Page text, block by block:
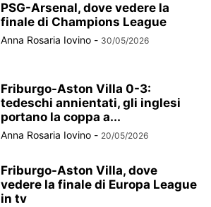
PSG-Arsenal, dove vedere la
finale di Champions League
Anna Rosaria Iovino - 30/05/2026
Friburgo-Aston Villa 0-3:
tedeschi annientati, gli inglesi
portano la coppa a...
Anna Rosaria Iovino - 20/05/2026
Friburgo-Aston Villa, dove
vedere la finale di Europa League
in tv